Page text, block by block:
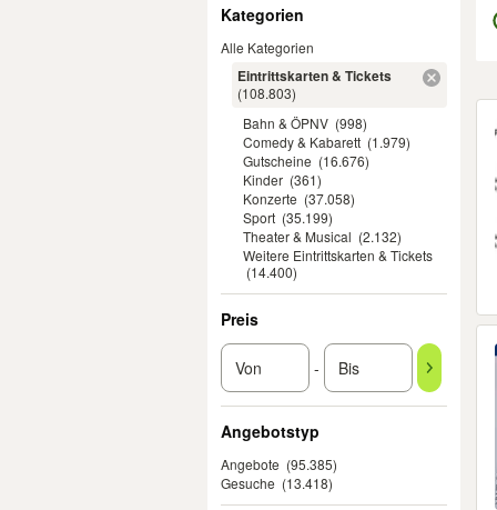
Kategorien
Alle Kategorien
Eintrittskarten & Tickets
(108.803)
Bahn & ÖPNV (998)
Comedy & Kabarett (1.979)
Gutscheine (16.676)
Kinder (361)
Konzerte (37.058)
Sport (35.199)
Theater & Musical (2.132)
Weitere Eintrittskarten & Tickets
(14.400)
Preis
-
Angebotstyp
Angebote (95.385)
Gesuche (13.418)